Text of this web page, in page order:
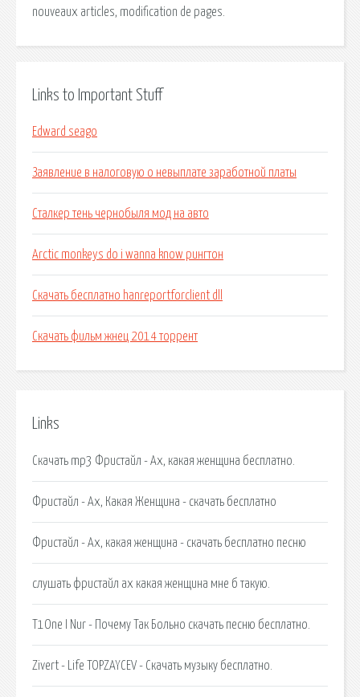
nouveaux articles, modification de pages.
Links to Important Stuff
Edward seago
Заявление в налоговую о невыплате заработной платы
Сталкер тень чернобыля мод на авто
Arctic monkeys do i wanna know рингтон
Скачать бесплатно hanreportforclient dll
Скачать фильм жнец 2014 торрент
Links
Скачать mp3 Фристайл - Ах, какая женщина бесплатно.
Фристайл - Ах, Какая Женщина - скачать бесплатно
Фристайл - Ах, какая женщина - скачать бесплатно песню
слушать фристайл ах какая женщина мне б такую.
T1One I Nur - Почему Так Больно скачать песню бесплатно.
Zivert - Life TOPZAYCEV - Скачать музыку бесплатно.